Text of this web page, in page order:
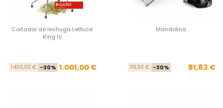
Cortador de lechuga Lettuce
King IV
Precio base
1.430,00 € -30% Precio
1.001,00 €
Mandolina
116,90 € -30% 81,83 €